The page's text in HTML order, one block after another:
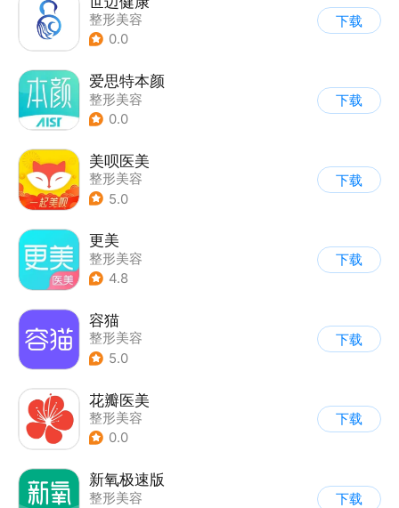
整形美容
0.0
下载
爱思特本颜
整形美容
0.0
下载
美呗医美
整形美容
5.0
下载
更美
整形美容
4.8
下载
容猫
整形美容
5.0
下载
花瓣医美
整形美容
0.0
下载
新氧极速版
整形美容
下载